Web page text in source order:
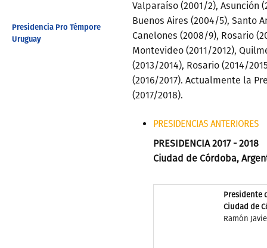
Presidencia Pro Témpore
Uruguay
Valparaíso (2001/2), Asunción
Buenos Aires (2004/5), Santo
Canelones (2008/9), Rosario
Montevideo (2011/2012),
(2013/2014), Rosario (2014/
(2016/2017). Actualmente la
(2017/2018).
PRESIDENCIAS ANTERIORES
PRESIDENCIA 2017 - 2018
Ciudad de Córdoba,
Presidente
Ciudad de
Ramón